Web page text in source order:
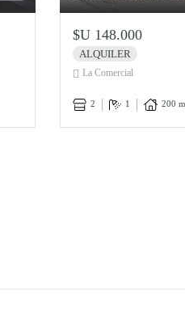
$U 148.000
ALQUILER
La Comercial
2 1 200